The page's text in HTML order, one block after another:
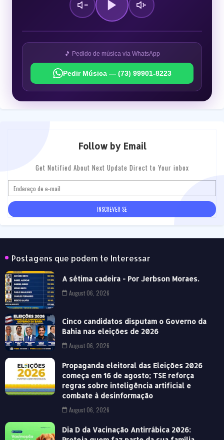
🎵 Pedido de música via WhatsApp
Pedir Música — (73) 99901-8223
Follow by Email
Get Notified About Next Update Direct to Your inbox
Postagens que podem te Interessar
A sétima cadeira - Por Jerbson Moraes.
August 06, 2026
Cinco candidatos disputam o Governo da
Bahia nas eleições de 2026
August 06, 2026
Propaganda eleitoral das Eleições 2026
começa em 16 de agosto; TSE reforça
regras sobre inteligência artificial e
combate à desinformação
August 06, 2026
Dia D da Vacinação Antirrábica 2026: